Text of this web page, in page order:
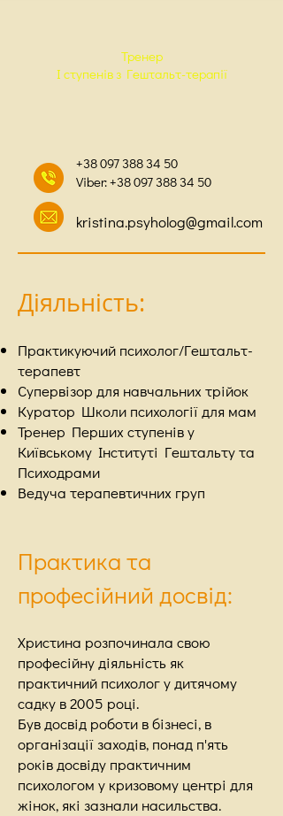
Тренер
I ступенів з Гештальт-терапії
+38 097 388 34 50
Viber:+38 097 388 34 50
kristina.psyholog@gmail.com
Діяльність:
Практикуючий психолог/Гештальт-
терапевт
Супервізор для навчальних трійок
Куратор Школи психології для мам
Тренер Перших ступенів у
Київському Інституті Гештальту та
Психодрами
Ведуча терапевтичних груп
Практика та
професійний досвід:
Христина розпочинала свою
професійну діяльність як
практичний психолог у дитячому
садку в 2005 році.
Був досвід роботи в бізнесі, в
організації заходів, понад п'ять
років досвіду практичним
психологом у кризовому центрі для
жінок, які зазнали насильства.